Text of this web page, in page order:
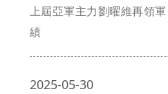
上屆亞軍主力劉曜維再領
績
2025-05-30